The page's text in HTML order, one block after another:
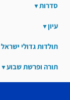
סדרות
עיון
תולדות גדולי ישראל
תורה ופרשת שבוע